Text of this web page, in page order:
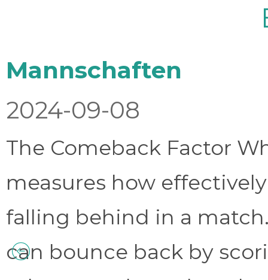
Mannschaften
2024-09-08
The Comeback Factor
measures how
falling behind in a
can bounce back by